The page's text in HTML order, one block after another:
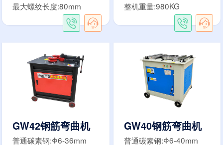
最大螺纹长度:80mm
整机重量:980KG
GW42钢筋弯曲机
普通碳素钢:Φ6-36mm
GW40钢筋弯曲机
普通碳素钢:Φ6-40mm